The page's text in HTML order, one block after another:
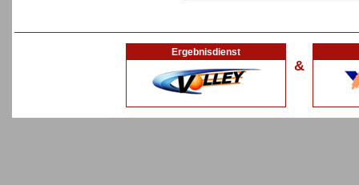
Ergebnisdienst
&